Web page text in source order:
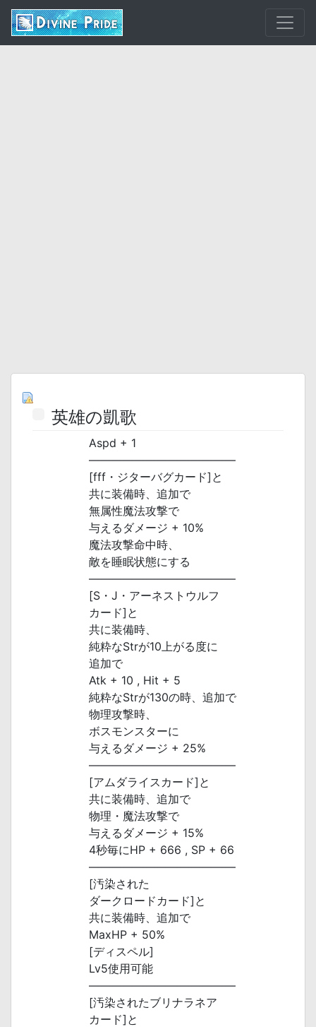
英雄の凱歌
Aspd + 1
―――――――――――――
[fff・ジターバグカード]と
共に装備時、追加で
無属性魔法攻撃で
与えるダメージ + 10%
魔法攻撃命中時、
敵を睡眠状態にする
―――――――――――――
[S・J・アーネストウルフ
カード]と
共に装備時、
純粋なStrが10上がる度に
追加で
Atk + 10 , Hit + 5
純粋なStrが130の時、追加で
物理攻撃時、
ボスモンスターに
与えるダメージ + 25%
―――――――――――――
[アムダライスカード]と
共に装備時、追加で
物理・魔法攻撃で
与えるダメージ + 15%
4秒毎にHP + 666 , SP + 66
―――――――――――――
[汚染された
ダークロードカード]と
共に装備時、追加で
MaxHP + 50%
[ディスペル]
Lv5使用可能
―――――――――――――
[汚染されたブリナラネア
カード]と